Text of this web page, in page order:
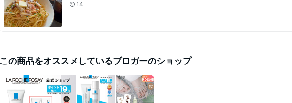
14
この商品をオススメしているブロガーのショップ